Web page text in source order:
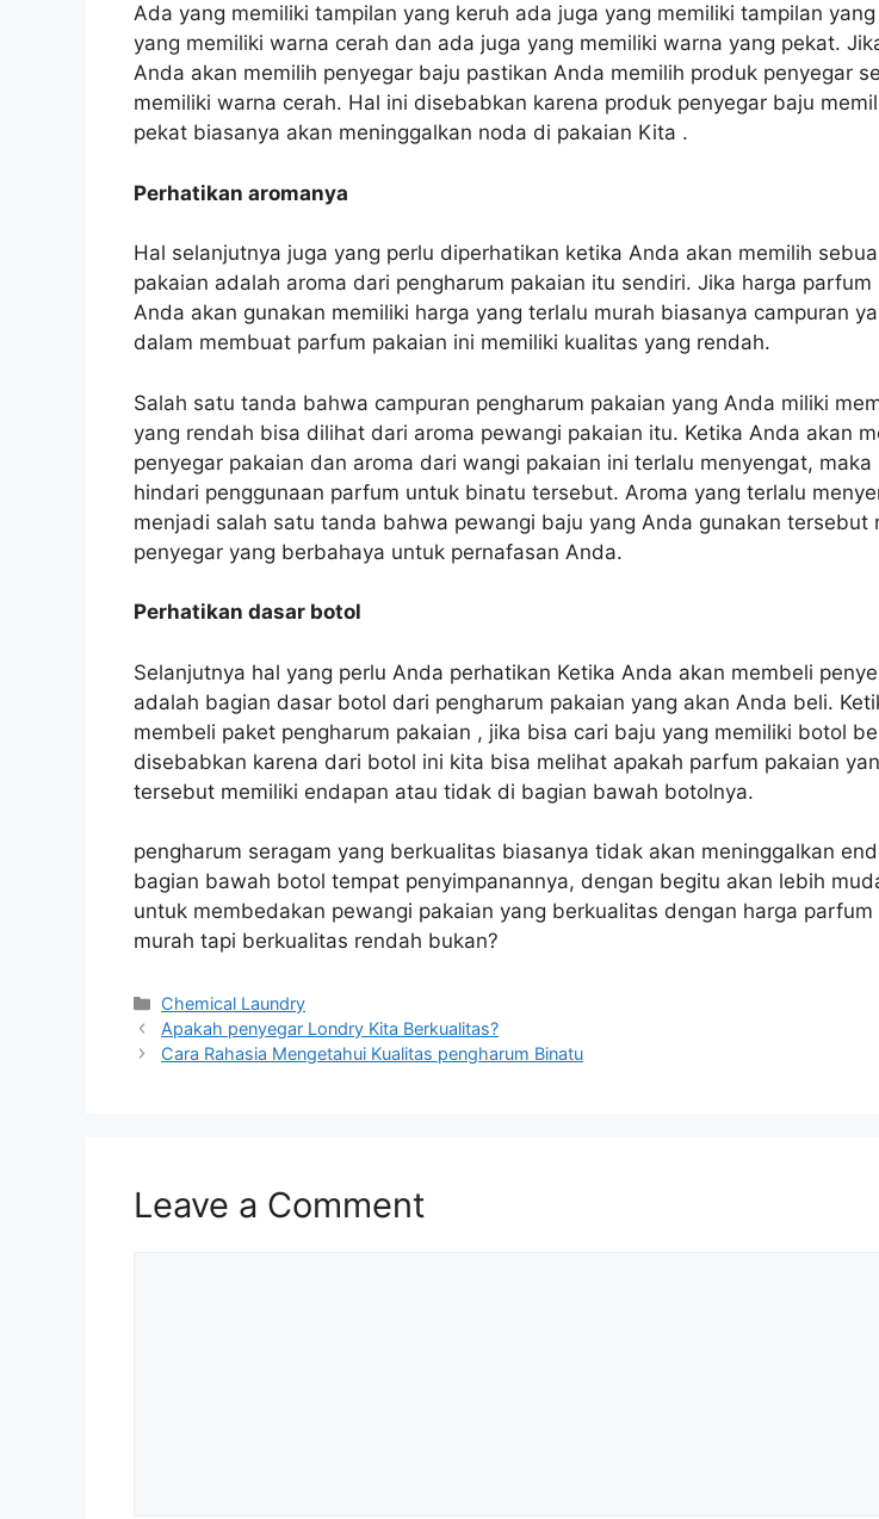
Ada yang memiliki tampilan yang keruh ada juga yang memiliki tampilan
yang memiliki warna cerah dan ada juga yang memiliki warna yang pekat.
Anda akan memilih penyegar baju pastikan Anda memilih produk penyegar
memiliki warna cerah. Hal ini disebabkan karena produk penyegar baju
pekat biasanya akan meninggalkan noda di pakaian Kita .
Perhatikan aromanya
Hal selanjutnya juga yang perlu diperhatikan ketika Anda akan memilih
pakaian adalah aroma dari pengharum pakaian itu sendiri. Jika harga parfum
Anda akan gunakan memiliki harga yang terlalu murah biasanya campuran
dalam membuat parfum pakaian ini memiliki kualitas yang rendah.
Salah satu tanda bahwa campuran pengharum pakaian yang Anda miliki
yang rendah bisa dilihat dari aroma pewangi pakaian itu. Ketika Anda akan
penyegar pakaian dan aroma dari wangi pakaian ini terlalu menyengat, maka
hindari penggunaan parfum untuk binatu tersebut. Aroma yang terlalu
menjadi salah satu tanda bahwa pewangi baju yang Anda gunakan tersebut
penyegar yang berbahaya untuk pernafasan Anda.
Perhatikan dasar botol
Selanjutnya hal yang perlu Anda perhatikan Ketika Anda akan membeli
adalah bagian dasar botol dari pengharum pakaian yang akan Anda beli.
membeli paket pengharum pakaian , jika bisa cari baju yang memiliki botol
disebabkan karena dari botol ini kita bisa melihat apakah parfum pakaian
tersebut memiliki endapan atau tidak di bagian bawah botolnya.
pengharum seragam yang berkualitas biasanya tidak akan meninggalkan
bagian bawah botol tempat penyimpanannya, dengan begitu akan lebih
untuk membedakan pewangi pakaian yang berkualitas dengan harga
murah tapi berkualitas rendah bukan?
Categories
Chemical Laundry
Apakah penyegar Londry Kita Berkualitas?
Cara Rahasia Mengetahui Kualitas pengharum Binatu
Leave a Comment